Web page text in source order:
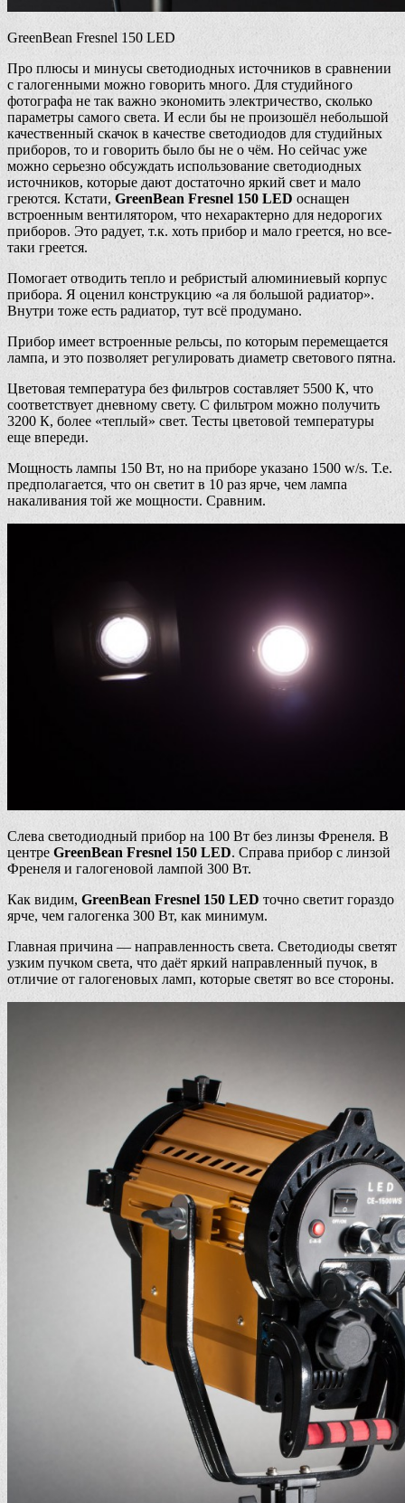
GreenBean Fresnel 150 LED
Про плюсы и минусы светодиодных источников в сравнении
с галогенными можно говорить много. Для студийного
фотографа не так важно экономить электричество, сколько
параметры самого света. И если бы не произошёл небольшой
качественный скачок в качестве светодиодов для студийных
приборов, то и говорить было бы не о чём. Но сейчас уже
можно серьезно обсуждать использование светодиодных
источников, которые дают достаточно яркий свет и мало
греются. Кстати, GreenBean Fresnel 150 LED оснащен
встроенным вентилятором, что нехарактерно для недорогих
приборов. Это радует, т.к. хоть прибор и мало греется, но все-
таки греется.
Помогает отводить тепло и ребристый алюминиевый корпус
прибора. Я оценил конструкцию «а ля большой радиатор».
Внутри тоже есть радиатор, тут всё продумано.
Прибор имеет встроенные рельсы, по которым перемещается
лампа, и это позволяет регулировать диаметр светового пятна.
Цветовая температура без фильтров составляет 5500 К, что
соответствует дневному свету. С фильтром можно получить
3200 К, более «теплый» свет. Тесты цветовой температуры
еще впереди.
Мощность лампы 150 Вт, но на приборе указано 1500 w/s. Т.е.
предполагается, что он светит в 10 раз ярче, чем лампа
накаливания той же мощности. Сравним.
Слева светодиодный прибор на 100 Вт без линзы Френеля. В
центре GreenBean Fresnel 150 LED. Справа прибор с линзой
Френеля и галогеновой лампой 300 Вт.
Как видим, GreenBean Fresnel 150 LED точно светит гораздо
ярче, чем галогенка 300 Вт, как минимум.
Главная причина — направленность света. Светодиоды светят
узким пучком света, что даёт яркий направленный пучок, в
отличие от галогеновых ламп, которые светят во все стороны.